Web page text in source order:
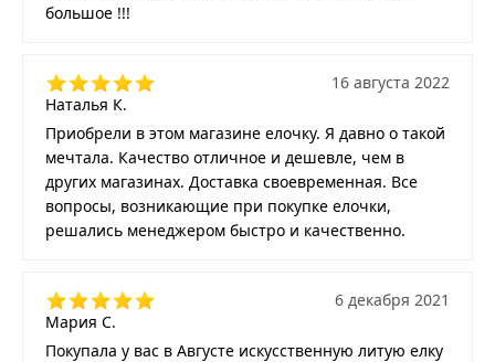
большое !!!
Наталья К.
16 августа 2022
Приобрели в этом магазине елочку. Я давно о такой
мечтала. Качество отличное и дешевле, чем в
других магазинах. Доставка своевременная. Все
вопросы, возникающие при покупке елочки,
решались менеджером быстро и качественно.
Мария С.
6 декабря 2021
Покупала у вас в Августе искусственную литую елку